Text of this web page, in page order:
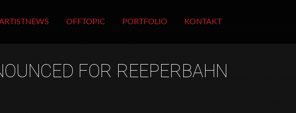
OFFTOPIC PORTFOLIO KONTAKT
FOR REEPERBAHN